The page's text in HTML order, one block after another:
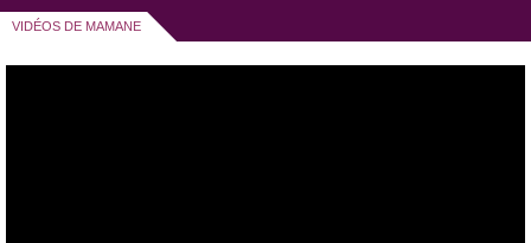
Mamane débute à la télévision, toujours avec Laurent Ruquier,
et chroniqueur.
VIDÉOS DE MAMANE